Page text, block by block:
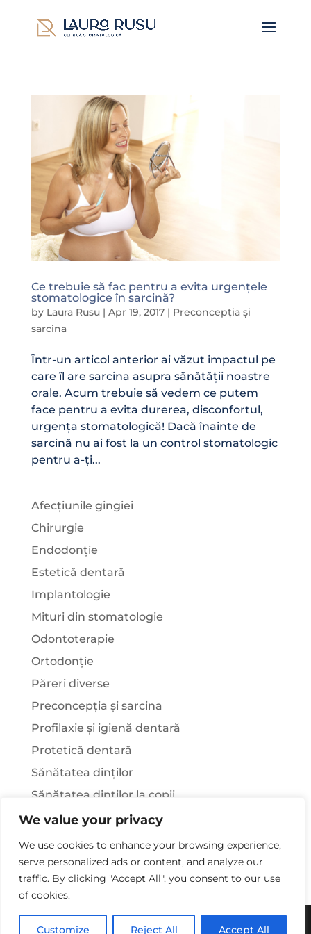
We value your privacy
We use cookies to enhance your browsing experience,
serve personalized ads or content, and analyze our
traffic. By clicking "Accept All", you consent to our use
of cookies.
Customize Reject All Accept All
Ce trebuie să fac pentru a evita urgențele
stomatologice în sarcină?
by Laura Rusu| Apr 19, 2017| Preconcepția și
sarcina
Într-un articol anterior ai văzut impactul pe
care îl are sarcina asupra sănătății noastre
orale. Acum trebuie să vedem ce putem
face pentru a evita durerea, disconfortul,
urgența stomatologică! Dacă înainte de
sarcină nu ai fost la un control stomatologic
pentru a-ți...
Afecțiunile gingiei
Chirurgie
Endodonție
Estetică dentară
Implantologie
Mituri din stomatologie
Odontoterapie
Ortodonție
Păreri diverse
Preconcepția și sarcina
Profilaxie și igienă dentară
Protetică dentară
Sănătatea dinților
Sănătatea dinților la copii
Știați că…?
Tratamentul stomatologic la pacienții cu
afecțiuni sistemice
Copywriting© 2025 - Clinica Stomatologica Dr.